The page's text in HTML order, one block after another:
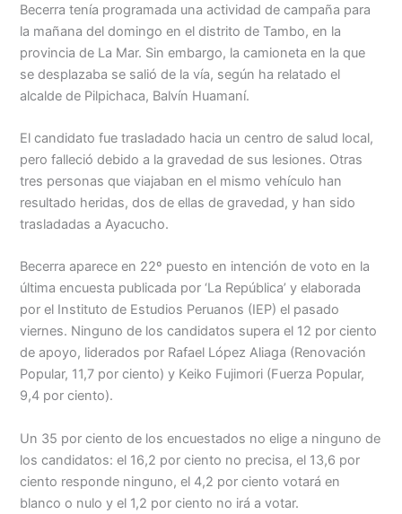
Becerra tenía programada una actividad de campaña para
la mañana del domingo en el distrito de Tambo, en la
provincia de La Mar. Sin embargo, la camioneta en la que
se desplazaba se salió de la vía, según ha relatado el
alcalde de Pilpichaca, Balvín Huamaní.
El candidato fue trasladado hacia un centro de salud local,
pero falleció debido a la gravedad de sus lesiones. Otras
tres personas que viajaban en el mismo vehículo han
resultado heridas, dos de ellas de gravedad, y han sido
trasladadas a Ayacucho.
Becerra aparece en 22º puesto en intención de voto en la
última encuesta publicada por ‘La República’ y elaborada
por el Instituto de Estudios Peruanos (IEP) el pasado
viernes. Ninguno de los candidatos supera el 12 por ciento
de apoyo, liderados por Rafael López Aliaga (Renovación
Popular, 11,7 por ciento) y Keiko Fujimori (Fuerza Popular,
9,4 por ciento).
Un 35 por ciento de los encuestados no elige a ninguno de
los candidatos: el 16,2 por ciento no precisa, el 13,6 por
ciento responde ninguno, el 4,2 por ciento votará en
blanco o nulo y el 1,2 por ciento no irá a votar.